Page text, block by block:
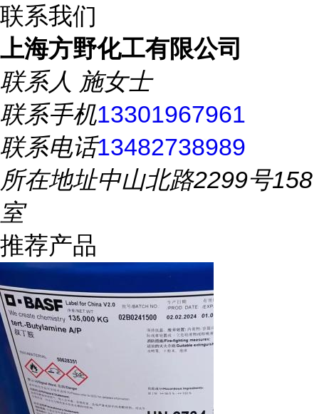
联系我们
上海方野化工有限公司
联系人 施女士
联系手机13301967961
联系电话13482738989
所在地址中山北路2299号158
室
推荐产品